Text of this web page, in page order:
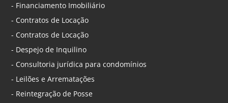
- Financiamento Imobiliário
- Contratos de Locação
- Contratos de Locação
- Despejo de Inquilino
- Consultoria jurídica para condomínios
- Leilões e Arrematações
- Reintegração de Posse